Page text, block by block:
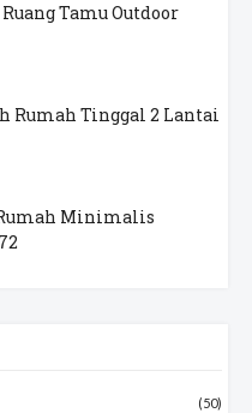
Tamu Outdoor
Rumah Tinggal 2 Lantai
Minimalis
(50)